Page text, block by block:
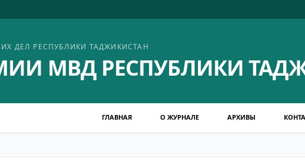
ДЕЛ РЕСПУБЛИКИ ТАДЖИКИСТАН
МВД РЕСПУБЛИКИ
ГЛАВНАЯ О ЖУРНАЛЕ АРХИВЫ